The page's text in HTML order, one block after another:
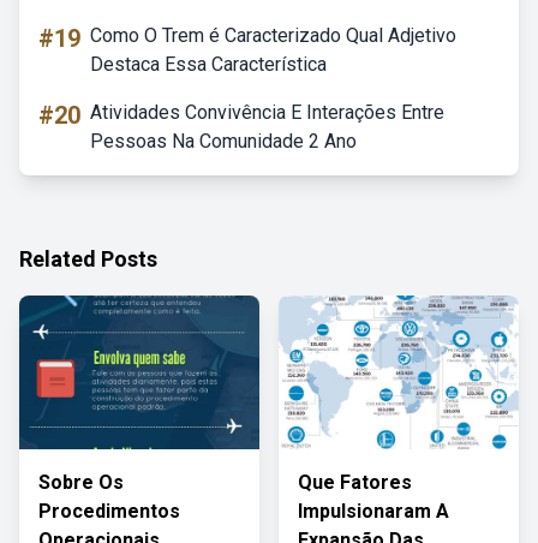
#19 Como O Trem é Caracterizado Qual Adjetivo
Destaca Essa Característica
#20 Atividades Convivência E Interações Entre
Pessoas Na Comunidade 2 Ano
Related Posts
Sobre Os
Procedimentos
Que Fatores
Impulsionaram A